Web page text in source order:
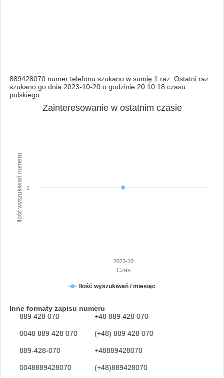
889428070 numer telefonu szukano w sumię 1 raz. Ostatni raz
szukano go dnia 2023-10-20 o godzinie 20:10:18 czasu
polskiego.
Czas
Ilość wyszukiwań numeru
Zainteresowanie w ostatnim czasie
Ilość wyszukiwań / miesiąc
2023-10
1
Inne formaty zapisu numeru
889 428 070
+48 889 428 070
0048 889 428 070 (+48) 889 428 070
889-428-070 +48889428070
0048889428070 (+48)889428070